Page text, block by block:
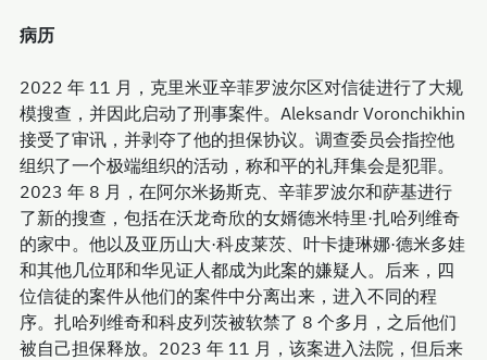
病历
2022 年 11 月，克里米亚辛菲罗波尔区对信徒进行了大规
模搜查，并因此启动了刑事案件。Aleksandr Voronchikhin
接受了审讯，并剥夺了他的担保协议。调查委员会指控他
组织了一个极端组织的活动，称和平的礼拜集会是犯罪。
2023 年 8 月，在阿尔米扬斯克、辛菲罗波尔和萨基进行
了新的搜查，包括在沃龙奇欣的女婿德米特里·扎哈列维奇
的家中。他以及亚历山大·科皮莱茨、叶卡捷琳娜·德米多娃
和其他几位耶和华见证人都成为此案的嫌疑人。后来，四
位信徒的案件从他们的案件中分离出来，进入不同的程
序。扎哈列维奇和科皮列茨被软禁了 8 个多月，之后他们
被自己担保释放。2023 年 11 月，该案进入法院，但后来